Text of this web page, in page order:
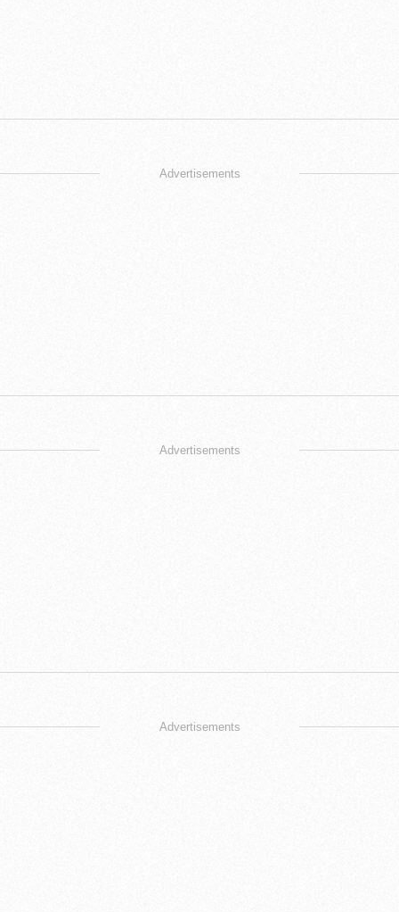
Advertisements
Advertisements
Advertisements